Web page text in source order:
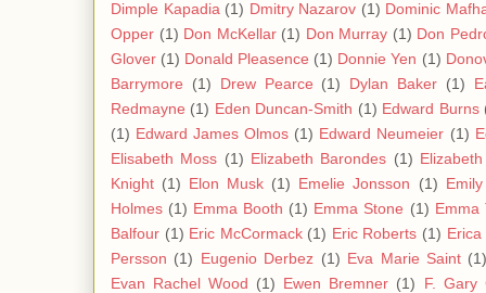
Dimple Kapadia (1) Dmitry Nazarov (1) Dominic
Opper (1) Don McKellar (1) Don Murray (1) Don
Glover (1) Donald Pleasence (1) Donnie Yen (1)
Barrymore
(1) Drew Pearce (1) Dylan Baker (1)
Redmayne (1) Eden Duncan-Smith (1) Edward Burns
(1) Edward James Olmos (1) Edward Neumeier (1)
Elisabeth Moss (1) Elizabeth Barondes (1)
Knight (1) Elon Musk (1) Emelie Jonsson (1)
Holmes (1) Emma Booth (1) Emma Stone (1) Emma
Balfour (1) Eric McCormack (1) Eric Roberts (1) Erica
Persson (1) Eugenio Derbez (1) Eva Marie Saint
Evan Rachel Wood (1) Ewen Bremner (1)
F. Gary